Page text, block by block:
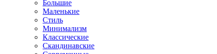
Большие
Маленькие
Стиль
Минимализм
Классические
Скандинавские